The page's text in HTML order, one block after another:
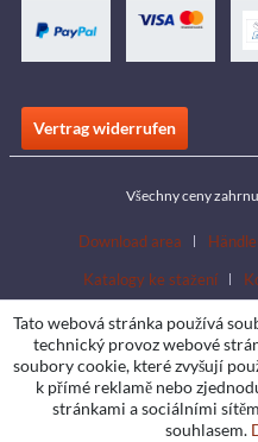
Vertrag widerrufen
Všechny ceny
Download area
Katalogy ke stažení
Tato webová stránka používá
technický provoz webové
soubory cookie, které zvyšují
k přímé reklamě nebo
stránkami a sociálními
souhlasem.